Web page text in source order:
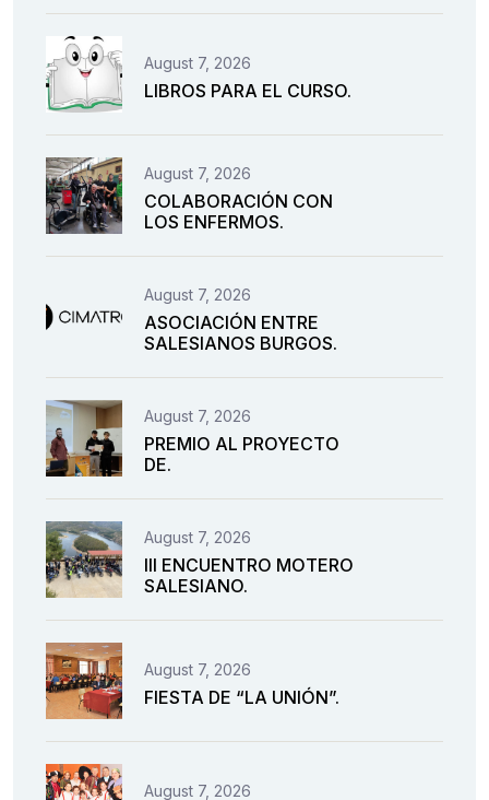
August 7, 2026
LIBROS PARA EL CURSO.
August 7, 2026
COLABORACIÓN CON
LOS ENFERMOS.
August 7, 2026
ASOCIACIÓN ENTRE
SALESIANOS BURGOS.
August 7, 2026
PREMIO AL PROYECTO
DE.
August 7, 2026
III ENCUENTRO MOTERO
SALESIANO.
August 7, 2026
FIESTA DE “LA UNIÓN”.
August 7, 2026